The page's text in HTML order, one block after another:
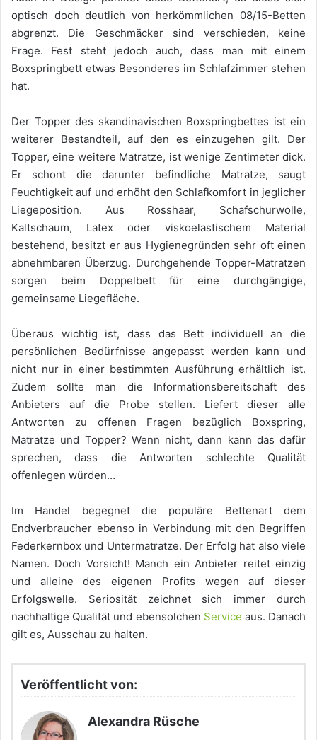
optisch doch deutlich von herkömmlichen 08/15-Betten
abgrenzt. Die Geschmäcker sind verschieden, keine
Frage. Fest steht jedoch auch, dass man mit einem
Boxspringbett etwas Besonderes im Schlafzimmer stehen
hat.
Der Topper des skandinavischen Boxspringbettes ist ein
weiterer Bestandteil, auf den es einzugehen gilt. Der
Topper, eine weitere Matratze, ist wenige Zentimeter dick.
Er schont die darunter befindliche Matratze, saugt
Feuchtigkeit auf und erhöht den Schlafkomfort in jeglicher
Liegeposition. Aus Rosshaar, Schafschurwolle,
Kaltschaum, Latex oder viskoelastischem Material
bestehend, besitzt er aus Hygienegründen sehr oft einen
abnehmbaren Überzug. Durchgehende Topper-Matratzen
sorgen beim Doppelbett für eine durchgängige,
gemeinsame Liegefläche.
Überaus wichtig ist, dass das Bett individuell an die
persönlichen Bedürfnisse angepasst werden kann und
nicht nur in einer bestimmten Ausführung erhältlich ist.
Zudem sollte man die Informationsbereitschaft des
Anbieters auf die Probe stellen. Liefert dieser alle
Antworten zu offenen Fragen bezüglich Boxspring,
Matratze und Topper? Wenn nicht, dann kann das dafür
sprechen, dass die Antworten schlechte Qualität
offenlegen würden…
Im Handel begegnet die populäre Bettenart dem
Endverbraucher ebenso in Verbindung mit den Begriffen
Federkernbox und Untermatratze. Der Erfolg hat also viele
Namen. Doch Vorsicht! Manch ein Anbieter reitet einzig
und alleine des eigenen Profits wegen auf dieser
Erfolgswelle. Seriosität zeichnet sich immer durch
nachhaltige Qualität und ebensolchen Service aus. Danach
gilt es, Ausschau zu halten.
Veröffentlicht von:
Alexandra Rüsche